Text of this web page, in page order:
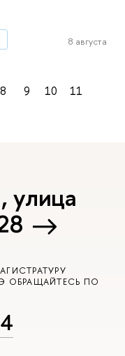
8 августа
8 9 10 11
улица
ОБРАЩАЙТЕСЬ ПО